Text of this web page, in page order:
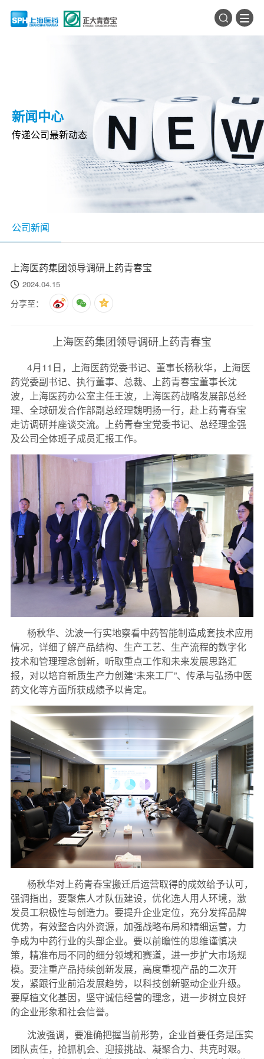
新闻中心
传递公司最新动态
公司新闻
上海医药集团领导调研上药青春宝
2024.04.15
分享至：
上海医药集团领导调研上药青春宝
4月11日，上海医药党委书记、董事长杨秋华，上海医
药党委副书记、执行董事、总裁、上药青春宝董事长沈
波，上海医药办公室主任王波，上海医药战略发展部总经
理、全球研发合作部副总经理魏明扬一行，赴上药青春宝
走访调研并座谈交流。上药青春宝党委书记、总经理金强
及公司全体班子成员汇报工作。
杨秋华、沈波一行实地察看中药智能制造成套技术应用
情况，详细了解产品结构、生产工艺、生产流程的数字化
技术和管理理念创新，听取重点工作和未来发展思路汇
报，对以培育新质生产力创建“未来工厂”、传承与弘扬中医
药文化等方面所获成绩予以肯定。
杨秋华对上药青春宝搬迁后运营取得的成效给予认可，
强调指出，要聚焦人才队伍建设，优化选人用人环境，激
发员工积极性与创造力。要提升企业定位，充分发挥品牌
优势，有效整合内外资源，加强战略布局和精细运营，力
争成为中药行业的头部企业。要以前瞻性的思维谨慎决
策，精准布局不同的细分领域和赛道，进一步扩大市场规
模。要注重产品持续创新发展，高度重视产品的二次开
发，紧跟行业前沿发展趋势，以科技创新驱动企业升级。
要厚植文化基因，坚守诚信经营的理念，进一步树立良好
的企业形象和社会信誉。
沈波强调，要准确把握当前形势，企业首要任务是压实
团队责任，抢抓机会、迎接挑战、凝聚合力、共克时艰。